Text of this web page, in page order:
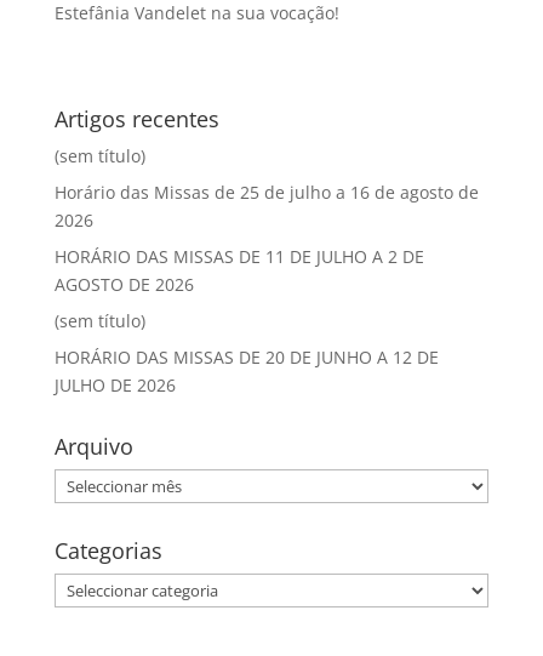
Estefânia Vandelet na sua vocação!
Artigos recentes
(sem título)
Horário das Missas de 25 de julho a 16 de agosto de
2026
HORÁRIO DAS MISSAS DE 11 DE JULHO A 2 DE
AGOSTO DE 2026
(sem título)
HORÁRIO DAS MISSAS DE 20 DE JUNHO A 12 DE
JULHO DE 2026
Arquivo
Arquivo
Categorias
Categorias